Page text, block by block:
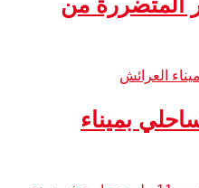
بميناء